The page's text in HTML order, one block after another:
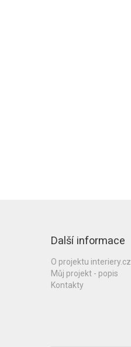
Další informace
O projektu interiery.cz
Můj projekt - popis
Kontakty